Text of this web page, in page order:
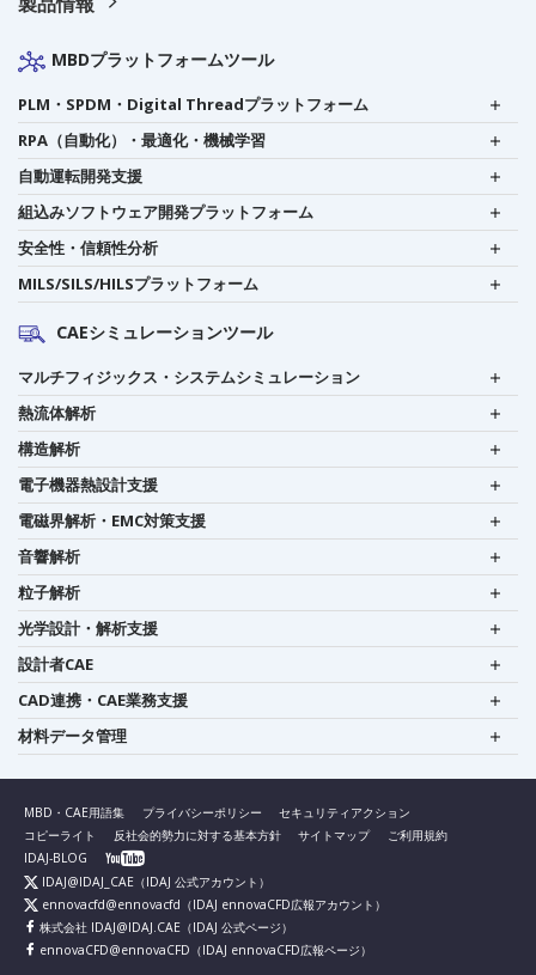
MBDプラットフォームツール
PLM・SPDM・Digital Threadプラットフォーム
RPA（自動化）・最適化・機械学習
自動運転開発支援
組込みソフトウェア開発プラットフォーム
安全性・信頼性分析
MILS/SILS/HILSプラットフォーム
CAEシミュレーションツール
マルチフィジックス・システムシミュレーション
熱流体解析
構造解析
電子機器熱設計支援
電磁界解析・EMC対策支援
音響解析
粒子解析
光学設計・解析支援
設計者CAE
CAD連携・CAE業務支援
材料データ管理
MBD・CAE用語集 プライバシーポリシー
セキュリティアクション
コピーライト
反社会的勢力に対する基本方針 サイトマップ
ご利用規約
IDAJ-BLOG
IDAJ@IDAJ_CAE （IDAJ 公式アカウント）
ennovacfd@ennovacfd （IDAJ ennovaCFD広報アカウント）
株式会社 IDAJ@IDAJ.CAE （IDAJ 公式ページ）
ennovaCFD@ennovaCFD （IDAJ ennovaCFD広報ページ）